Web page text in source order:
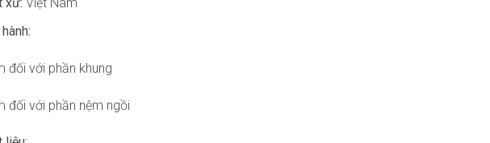
xứ: Việt Nam
đối với phần khung
đối với phần nệm ngồi